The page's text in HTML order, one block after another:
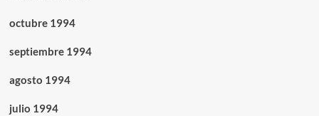
octubre 1994
septiembre 1994
agosto 1994
julio 1994